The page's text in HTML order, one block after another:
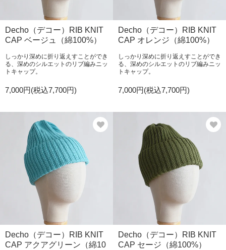
Decho（デコー）RIB KNIT
CAP ベージュ（綿100%）
しっかり深めに折り返えすことができ
る、深めのシルエットのリブ編みニッ
トキャップ。
7,000円(税込7,700円)
Decho（デコー）RIB KNIT
CAP オレンジ（綿100%）
しっかり深めに折り返えすことができ
る、深めのシルエットのリブ編みニッ
トキャップ。
7,000円(税込7,700円)
Decho（デコー）RIB KNIT
CAP アクアグリーン（綿10
Decho（デコー）RIB KNIT
CAP セージ（綿100%）